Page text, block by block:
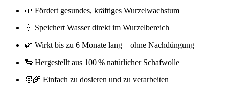
🌱 Fördert gesundes, kräftiges Wurzelwachstum
💧 Speichert Wasser direkt im Wurzelbereich
🌿 Wirkt bis zu 6 Monate lang – ohne Nachdüngung
🐑 Hergestellt aus 100 % natürlicher Schafwolle
🧑‍🌾 Einfach zu dosieren und zu verarbeiten